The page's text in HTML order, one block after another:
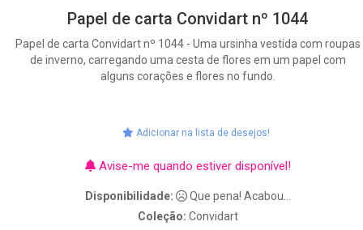
Papel de carta Convidart nº 1044
Papel de carta Convidart nº 1044 - Uma ursinha vestida com roupas
de inverno, carregando uma cesta de flores em um papel com
alguns corações e flores no fundo.
Adicionar na lista de desejos!
Avise-me quando estiver disponível!
Disponibilidade:
Que pena! Acabou...
Coleção: Convidart